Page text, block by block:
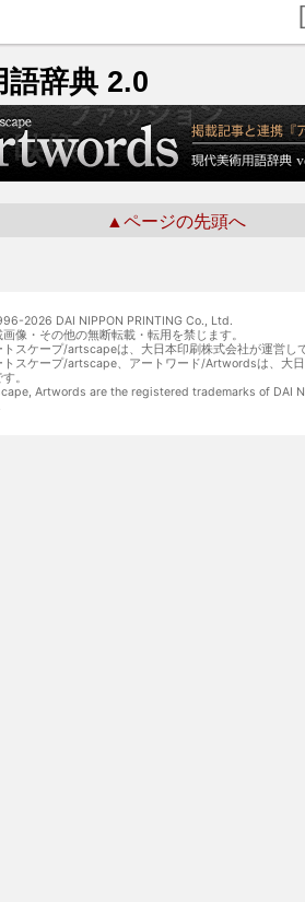
語辞典 2.0
▲ページの先頭へ
2026 DAI NIPPON PRINTING Co., Ltd.
画像・その他の無断転載・転用を禁じます。
トスケープ/artscapeは、大日本印刷株式会社が運営し
トスケープ/artscape、アートワード/Artwordsは、大
。
Artwords are the registered trademarks of DAI